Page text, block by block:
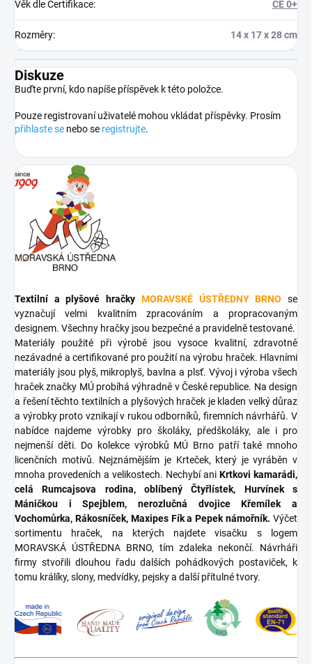
Věk dle Certifikace: CE 0+
Rozměry: 14 x 17 x 28 cm
Diskuze
Buďte první, kdo napíše příspěvek k této položce.
Pouze registrovaní uživatelé mohou vkládat příspěvky. Prosím
přihlaste se nebo se registrujte.
Textilní a plyšové hračky MORAVSKÉ ÚSTŘEDNY BRNO se
vyznačují velmi kvalitním zpracováním a propracovaným
designem. Všechny hračky jsou bezpečné a pravidelně testované.
Materiály použité při výrobě jsou vysoce kvalitní, zdravotně
nezávadné a certifikované pro použití na výrobu hraček. Hlavními
materiály jsou plyš, mikroplyš, bavlna a plsť. Vývoj i výroba všech
hraček značky MÚ probíhá výhradně v České republice. Na design
a řešení těchto textilních a plyšových hraček je kladen velký důraz
a výrobky proto vznikají v rukou odborníků, firemních návrhářů. V
nabídce najdeme výrobky pro školáky, předškoláky, ale i pro
nejmenší děti. Do kolekce výrobků MÚ Brno patří také mnoho
licenčních motivů. Nejznámějším je Krteček, který je vyráběn v
mnoha provedeních a velikostech. Nechybí ani Krtkovi kamarádi,
celá Rumcajsova rodina, oblíbený Čtyřlístek, Hurvínek s
Máničkou i Spejblem, nerozlučná dvojice Křemílek a
Vochomůrka, Rákosníček, Maxipes Fík a Pepek námořník. Výčet
sortimentu hraček, na kterých najdete visačku s logem
MORAVSKÁ ÚSTŘEDNA BRNO, tím zdaleka nekončí. Návrháři
firmy stvořili dlouhou řadu dalších pohádkových postaviček, k
tomu králíky, slony, medvídky, pejsky a další přítulné tvory.